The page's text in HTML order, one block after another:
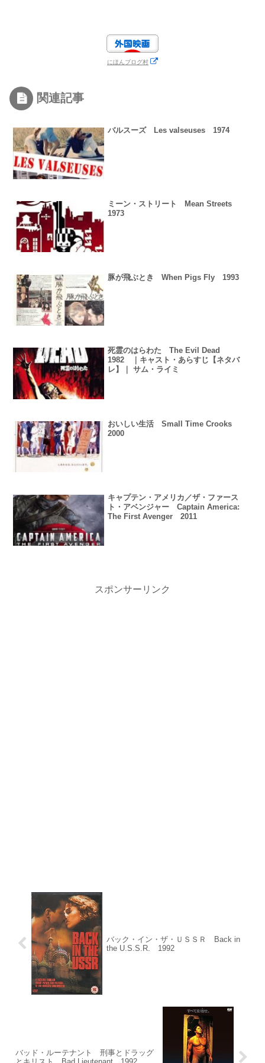
にほんブログ村
関連記事
バルスーズ Les valseuses 1974
ミーン・ストリート Mean Streets
1973
豚が飛ぶとき When Pigs Fly 1993
死霊のはらわた The Evil Dead
1982 ｜キャスト・あらすじ【ネタバ
レ】｜ サム・ライミ
おいしい生活 Small Time Crooks
2000
キャプテン・アメリカ／ザ・ファース
ト・アベンジャー Captain America:
The First Avenger 2011
スポンサーリンク
バック・イン・ザ・ＵＳＳＲ Back in
the U.S.S.R. 1992
バッド・ルーテナント 刑事とドラッグ